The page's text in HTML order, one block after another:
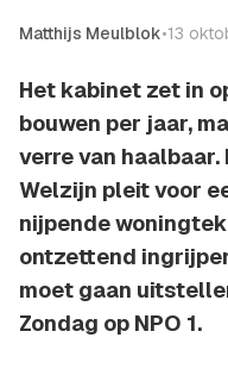
Matthijs Meulblok•13
Het kabinet zet in
bouwen per jaar,
verre van
Welzijn pleit voor
nijpende
ontzettend
moet gaan
Zondag op NPO 1.